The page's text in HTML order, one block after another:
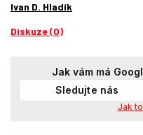
Ivan D. Hladík
Diskuze (0)
Jak vám má
Sledujte nás
Jak